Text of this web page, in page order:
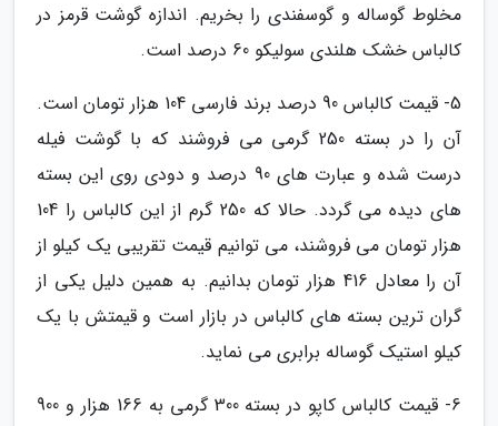
مخلوط گوساله و گوسفندی را بخریم. اندازه گوشت قرمز در
کالباس خشک هلندی سولیکو 60 درصد است.
5- قیمت کالباس 90 درصد برند فارسی 104 هزار تومان است.
آن را در بسته 250 گرمی می فروشند که با گوشت فیله
درست شده و عبارت های 90 درصد و دودی روی این بسته
های دیده می گردد. حالا که 250 گرم از این کالباس را 104
هزار تومان می فروشند، می توانیم قیمت تقریبی یک کیلو از
آن را معادل 416 هزار تومان بدانیم. به همین دلیل یکی از
گران ترین بسته های کالباس در بازار است و قیمتش با یک
کیلو استیک گوساله برابری می نماید.
6- قیمت کالباس کاپو در بسته 300 گرمی به 166 هزار و 900